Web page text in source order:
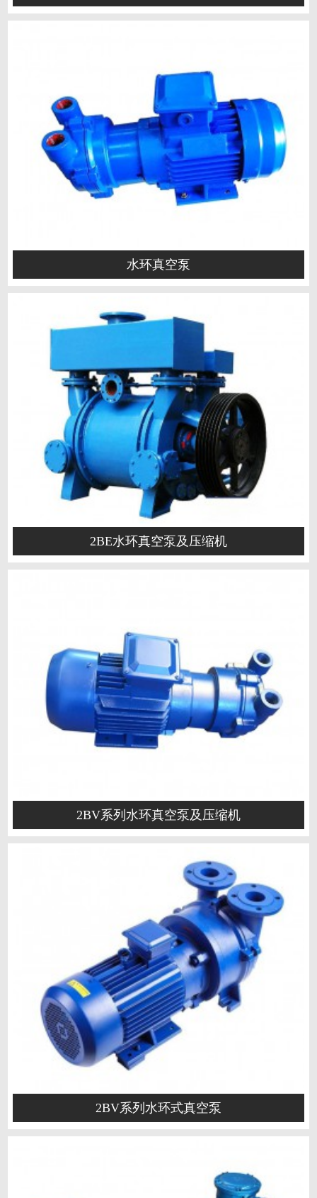
水环真空泵
2BE水环真空泵及压缩机
2BV系列水环真空泵及压缩机
2BV系列水环式真空泵